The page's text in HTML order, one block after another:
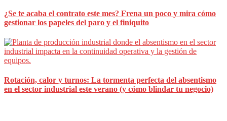
¿Se te acaba el contrato este mes? Frena un poco y mira cómo
gestionar los papeles del paro y el finiquito
Rotación, calor y turnos: La tormenta perfecta del absentismo
en el sector industrial este verano (y cómo blindar tu negocio)